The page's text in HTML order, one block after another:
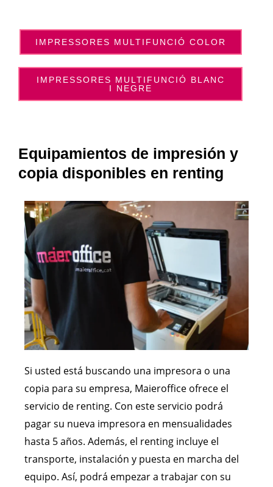
IMPRESSORES MULTIFUNCIÓ COLOR
IMPRESSORES MULTIFUNCIÓ BLANC
I NEGRE
Equipamientos de impresión y
copia disponibles en renting
Si usted está buscando una impresora o una
copia para su empresa, Maieroffice ofrece el
servicio de renting. Con este servicio podrá
pagar su nueva impresora en mensualidades
hasta 5 años. Además, el renting incluye el
transporte, instalación y puesta en marcha del
equipo. Así, podrá empezar a trabajar con su